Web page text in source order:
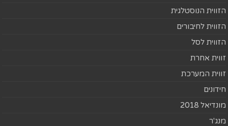
הזווית הנוסטלגית
הזווית לחיבורים
הזווית לסל
זווית אחרת
זווית המערכת
חידונים
מונדיאל 2018
מנג'ר